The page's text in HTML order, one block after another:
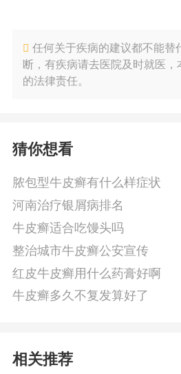
任何关于疾病的建议都不能替
断，有疾病请去医院及时就医
的法律责任。
猜你想看
脓包型牛皮癣有什么样症状
河南治疗银屑病排名
牛皮癣适合吃馒头吗
整治城市牛皮癣公安宣传
红皮牛皮癣用什么药膏好啊
牛皮癣多久不复发算好了
相关推荐